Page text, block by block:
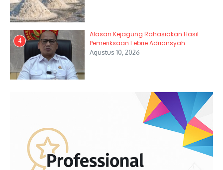
4
Alasan Kejagung Rahasiakan Hasil
Pemeriksaan Febrie Adriansyah
Agustus 10, 2026